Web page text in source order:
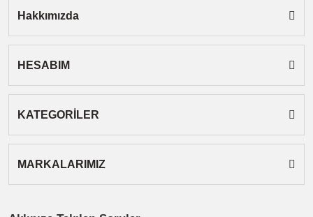
Gönder
Hakkımızda
HESABIM
KATEGORİLER
MARKALARIMIZ